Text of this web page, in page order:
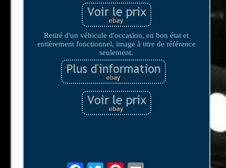
Retiré d'un véhicule d'occasion, en bon état et
entièrement fonctionnel, image à titre de référence
seulement.